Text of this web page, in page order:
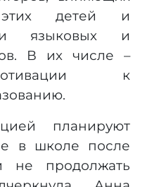
детей и
языковых и
В их числе –
к
планируют
в школе после
не продолжать